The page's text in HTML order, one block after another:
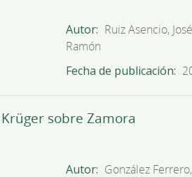
Autor
Ruiz Asencio,
Ramón
Fecha de publicación
sobre Zamora
Autor González